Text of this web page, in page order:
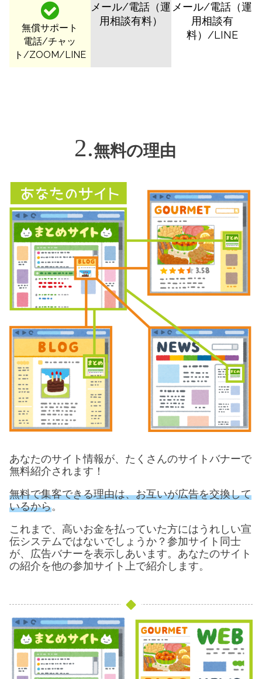
無償サポート
電話/チャッ
ト/ZOOM/LINE
メール/電話（運
用相談有料）
メール/電話（運
用相談有
料）/LINE
無料の理由
あなたのサイト情報が、たくさんのサイトバナーで
無料紹介されます！
無料で集客できる理由は、お互いが広告を交換して
いるから。
これまで、高いお金を払っていた方にはうれしい宣
伝システムではないでしょうか？参加サイト同士
が、広告バナーを表示しあいます。あなたのサイト
の紹介を他の参加サイト上で紹介します。